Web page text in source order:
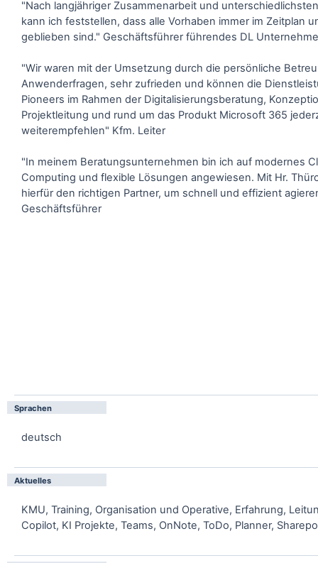
"Nach langjähriger Zusammenarbeit und
kann ich feststellen, dass alle Vorhaben immer im Zeitplan
geblieben sind." Geschäftsführer führendes DL
"Wir waren mit der Umsetzung durch die persönliche
Anwenderfragen, sehr zufrieden und können die
Pioneers im Rahmen der Digitalisierungsberatung,
Projektleitung und rund um das Produkt Microsoft 365
weiterempfehlen" Kfm. Leiter
"In meinem Beratungsunternehmen bin ich auf modernes
Computing und flexible Lösungen angewiesen. Mit Hr.
hierfür den richtigen Partner, um schnell und effizient
Geschäftsführer
Sprachen
deutsch
Aktuelles
KMU, Training, Organisation und Operative, Erfahrung,
Copilot, KI Projekte, Teams, OnNote, ToDo, Planner,